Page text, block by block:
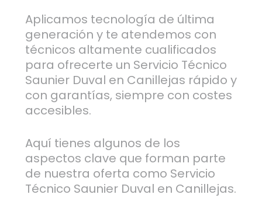
Aplicamos tecnología de última
generación y te atendemos con
técnicos altamente cualificados
para ofrecerte un Servicio Técnico
Saunier Duval en Canillejas rápido y
con garantías, siempre con costes
accesibles.
Aquí tienes algunos de los
aspectos clave que forman parte
de nuestra oferta como Servicio
Técnico Saunier Duval en Canillejas.